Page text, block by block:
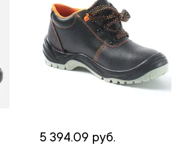
5 394.09 руб.